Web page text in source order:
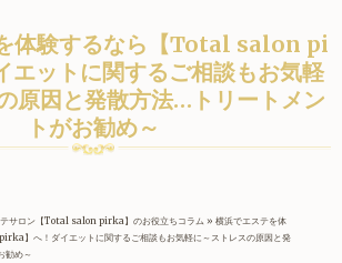
体験するなら【Total salon pi
ットに関するご相談もお気軽
原因と発散方法…トリートメン
トがお勧め～
テサロン【Total salon pirka】のお役立ちコラム »横浜でエステを体
】へ！ダイエットに関するご相談もお気軽に～ストレスの原因と発
勧め～